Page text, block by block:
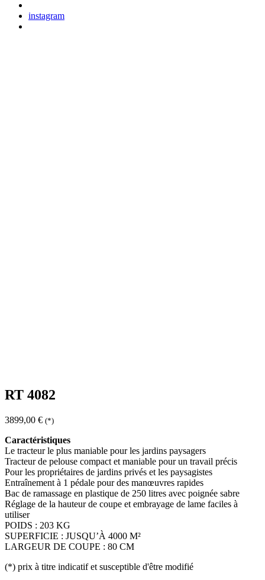
instagram
RT 4082
3899,00 € (*)
Caractéristiques
Le tracteur le plus maniable pour les jardins paysagers
Tracteur de pelouse compact et maniable pour un travail précis
Pour les propriétaires de jardins privés et les paysagistes
Entraînement à 1 pédale pour des manœuvres rapides
Bac de ramassage en plastique de 250 litres avec poignée sabre
Réglage de la hauteur de coupe et embrayage de lame faciles à
utiliser
POIDS : 203 KG
SUPERFICIE : JUSQU’À 4000 M²
LARGEUR DE COUPE : 80 CM
(*) prix à titre indicatif et susceptible d'être modifié